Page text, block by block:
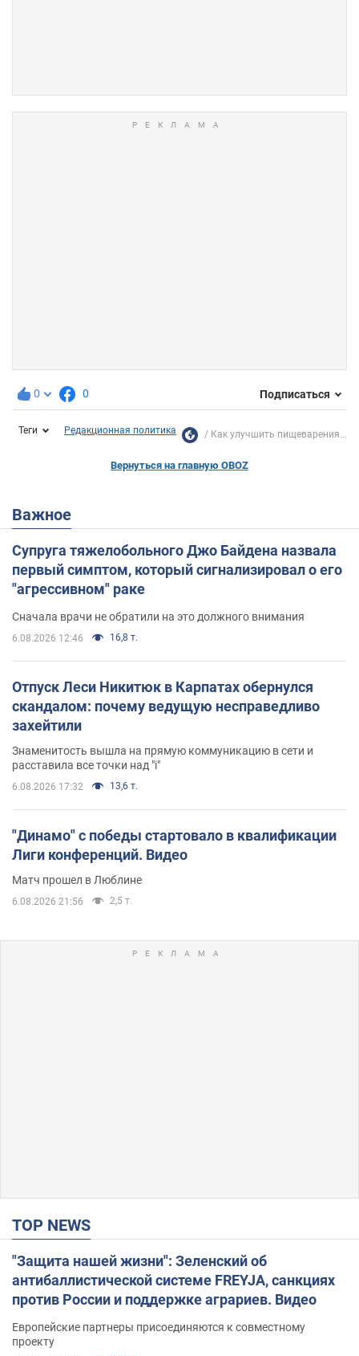
0 0 Подписаться
Теги Редакционная политика Как улучшить пищеварения...
Вернуться на главную OBOZ
Важное
Супруга тяжелобольного Джо Байдена назвала
первый симптом, который сигнализировал о его
"агрессивном" раке
Сначала врачи не обратили на это должного внимания
6.08.2026 12:46 16,8 т.
Отпуск Леси Никитюк в Карпатах обернулся
скандалом: почему ведущую несправедливо
захейтили
Знаменитость вышла на прямую коммуникацию в сети и
расставила все точки над "i"
6.08.2026 17:32 13,6 т.
"Динамо" с победы стартовало в квалификации
Лиги конференций. Видео
Матч прошел в Люблине
6.08.2026 21:56 2,5 т.
TOP NEWS
"Защита нашей жизни": Зеленский об
антибаллистической системе FREYJA, санкциях
против России и поддержке аграриев. Видео
Европейские партнеры присоединяются к совместному
проекту